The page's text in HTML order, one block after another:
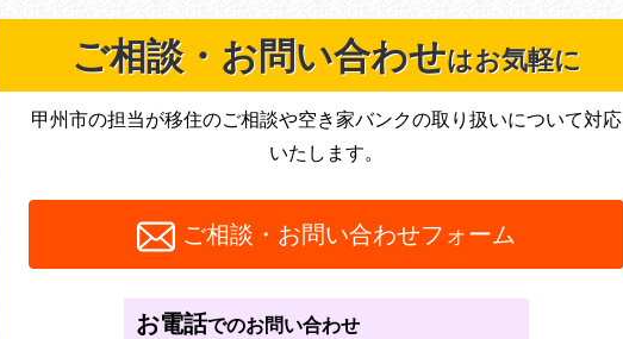
ご相談・ お問い合わせはお気軽に
甲州市の担当が移住のご相談や空き家バンクの取り扱いについて対応
いたします。
ご相談・お問い合わせフォーム
お電話でのお問い合わせ